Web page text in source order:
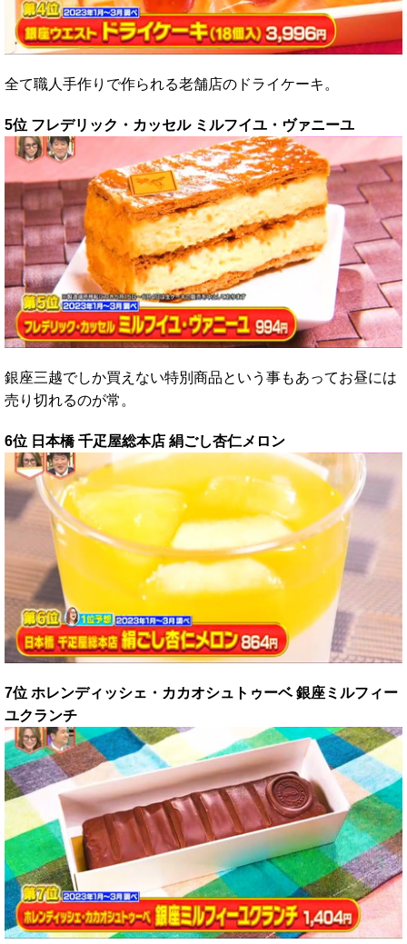
全て職人手作りで作られる老舗店のドライケーキ。
5位 フレデリック・カッセル ミルフイユ・ヴァニーユ
銀座三越でしか買えない特別商品という事もあってお昼には
売り切れるのが常。
6位 日本橋 千疋屋総本店 絹ごし杏仁メロン
7位 ホレンディッシェ・カカオシュトゥーベ 銀座ミルフィー
ユクランチ